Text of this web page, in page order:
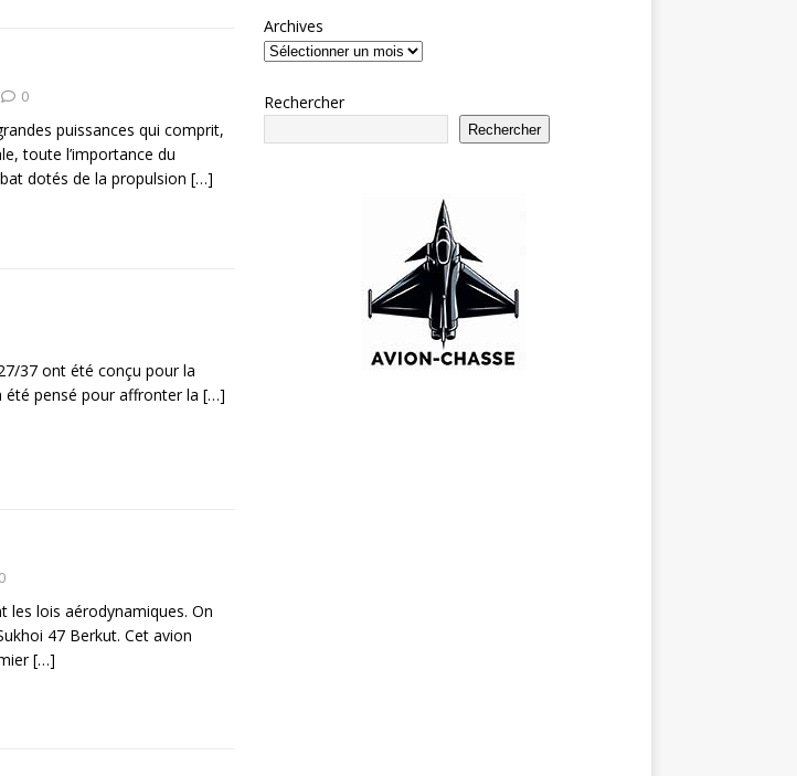
0
puissances qui comprit,
toute l’importance du
dotés de la propulsion […]
37 ont été conçu pour la
été pensé pour affronter la […]
0
les lois aérodynamiques. On
47 Berkut. Cet avion
[…]
Archives
Rechercher
Rechercher